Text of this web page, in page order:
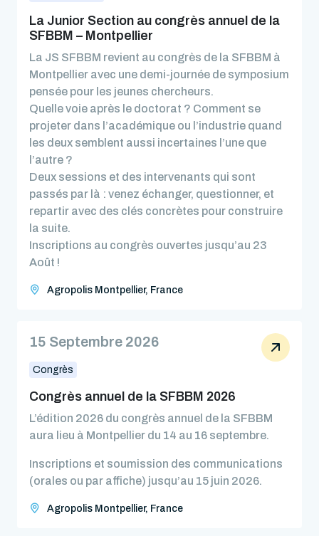
La Junior Section au congrès annuel de la
SFBBM – Montpellier
La JS SFBBM revient au congrès de la SFBBM à
Montpellier avec une demi-journée de symposium
pensée pour les jeunes chercheurs.
Quelle voie après le doctorat ? Comment se
projeter dans l’académique ou l’industrie quand
les deux semblent aussi incertaines l’une que
l’autre ?
Deux sessions et des intervenants qui sont
passés par là : venez échanger, questionner, et
repartir avec des clés concrètes pour construire
la suite.
Inscriptions au congrès ouvertes jusqu’au 23
Août !
Agropolis Montpellier, France
15 Septembre 2026
Congrès
Congrès annuel de la SFBBM 2026
L’édition 2026 du congrès annuel de la SFBBM
aura lieu à Montpellier du 14 au 16 septembre.
Inscriptions et soumission des communications
(orales ou par affiche) jusqu’au 15 juin 2026.
Agropolis Montpellier, France